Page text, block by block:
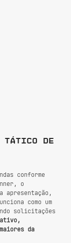
tático de
conforme
o
apresentação,
como um
solicitações
da